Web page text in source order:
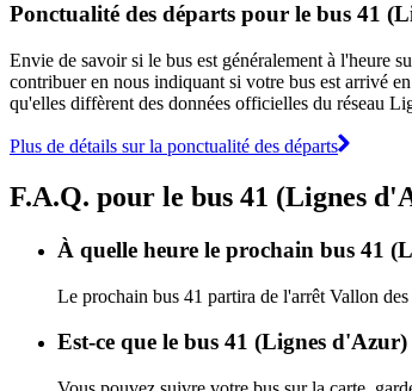
Ponctualité des départs pour le bus 41
Envie de savoir si le bus est généralement à l'heure
contribuer en nous indiquant si votre bus est arrivé
qu'elles diffèrent des données officielles du réseau
Plus de détails sur la ponctualité des départs
F.A.Q. pour le bus 41 (Lignes
À quelle heure le prochain bus 41
Le prochain bus 41 partira de l'arrêt Vallon
Est-ce que le bus 41 (Lignes